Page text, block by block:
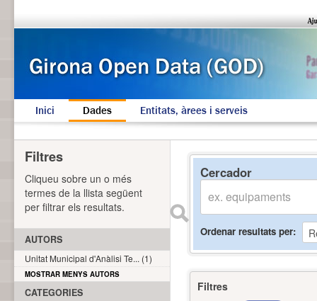
Inici Dades Entitats, àrees i serveis
Cercador
Ordenar resultats per
Filtres
Filtres
Cliqueu sobre un o més
termes de la llista següent
per filtrar els resultats.
AUTORS
Unitat Municipal d'Anàlisi Te... (1)
MOSTRAR MENYS AUTORS
CATEGORIES